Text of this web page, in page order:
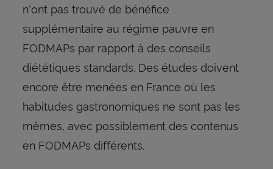
n'ont pas trouvé de bénéfice
supplémentaire au régime pauvre en
FODMAPs par rapport à des conseils
diététiques standards. Des études doivent
encore être menées en France où les
habitudes gastronomiques ne sont pas les
mêmes, avec possiblement des contenus
en FODMAPs différents.